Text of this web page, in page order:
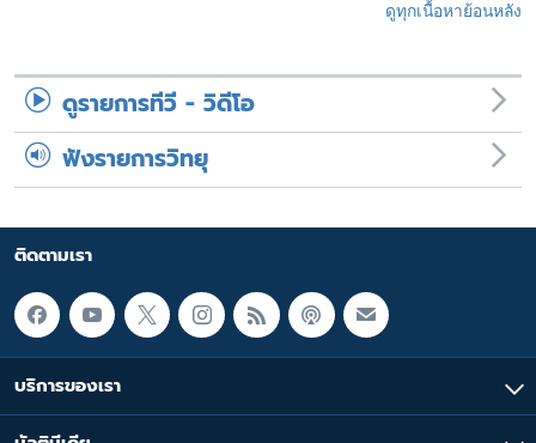
ดูทุกเนื้อหาย้อนหลัง
ดูรายการทีวี - วิดีโอ
ฟังรายการวิทยุ
ติดตามเรา
บริการของเรา